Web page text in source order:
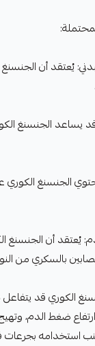
يُعتقد أن
قد يساعد الجنسنغ
الجنسنغ الكوري
يُعتقد أن
بالسكري من
الكوري قد
ضغط الدم،
استخدامه بجرعات